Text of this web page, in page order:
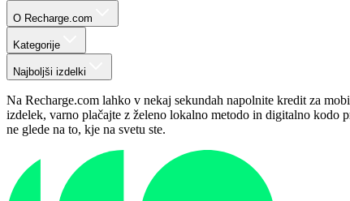
O Recharge.com
Kategorije
Najboljši izdelki
Na Recharge.com lahko v nekaj sekundah napolnite kredit za
izdelek, varno plačajte z želeno lokalno metodo in digitalno kodo
ne glede na to, kje na svetu ste.